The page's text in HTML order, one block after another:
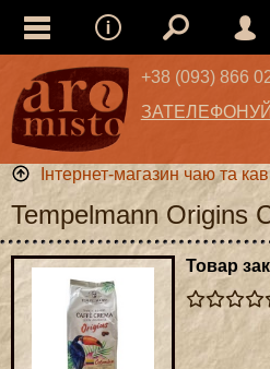
+38 (093) 866
Інтернет-магазин чаю та
Tempelmann Origins
Товар